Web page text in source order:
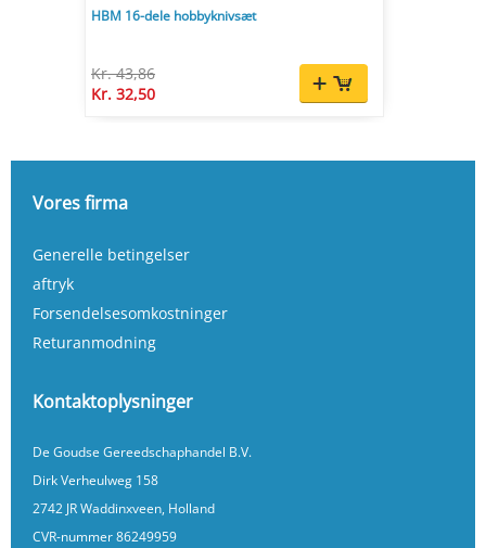
HBM 16-dele hobbyknivsæt
Kr. 43,86
Kr. 32,50
Vores firma
Generelle betingelser
aftryk
Forsendelsesomkostninger
Returanmodning
Kontaktoplysninger
De Goudse Gereedschaphandel B.V.
Dirk Verheulweg 158
2742 JR Waddinxveen, Holland
CVR-nummer 86249959